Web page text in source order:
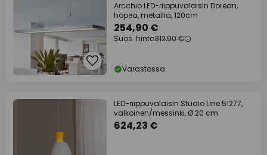
Arcchio LED-riippuvalaisin Dorean,
hopea, metallia, 120cm
254,90 €
Suos. hinta312,90 €
Varastossa
LED-riippuvalaisin Studio Line 51277,
valkoinen/messinki, Ø 20 cm
624,23 €